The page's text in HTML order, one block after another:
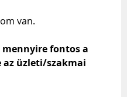
van.
mennyire fontos a
az üzleti/szakmai